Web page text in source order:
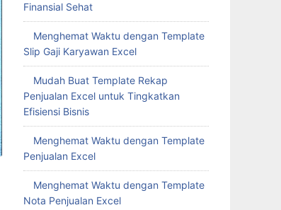
Finansial Sehat
Menghemat Waktu dengan Template
Slip Gaji Karyawan Excel
Mudah Buat Template Rekap
Penjualan Excel untuk Tingkatkan
Efisiensi Bisnis
Menghemat Waktu dengan Template
Penjualan Excel
Menghemat Waktu dengan Template
Nota Penjualan Excel